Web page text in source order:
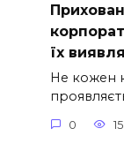
їх
Не кожен
0 15